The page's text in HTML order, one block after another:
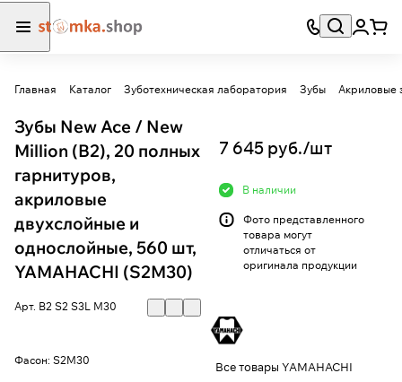
Главная Каталог Зуботехническая лаборатория Зубы Акриловые
Зубы New Ace / New
Million (B2), 20 полных
гарнитуров,
акриловые
двухслойные и
однослойные, 560 шт,
YAMAHACHI (S2M30)
Арт. B2 S2 S3L M30
Фасон: S2M30
7 645 руб./шт
В наличии
Фото представленного
товара могут
отличаться от
оригинала продукции
Все товары YAMAHACHI